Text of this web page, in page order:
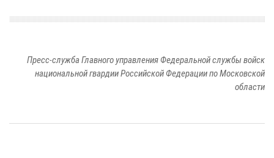
Пресс-служба Главного управления Федеральной службы войск
национальной гвардии Российской Федерации по Московской
области